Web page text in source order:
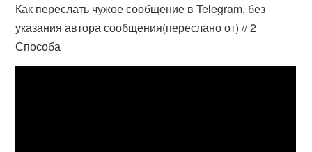
Как переслать чужое сообщение в Telegram, без
указания автора сообщения(переслано от) // 2
Способа